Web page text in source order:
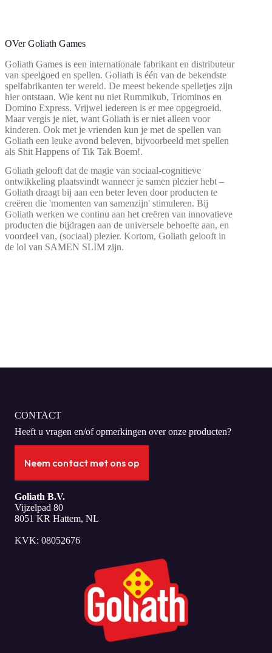
OVer Goliath Games
Goliath Games is een internationale fabrikant en distributeur
van speelgoed en spellen. Goliath is één van de bekendste
spelfabrikanten ter wereld. De meest bekende spelletjes zijn
hier ontstaan. Wie kent nu niet Rummikub, Triominos en
Domino Express. Vrijwel iedereen is er mee opgegroeid.
Maar vergis je niet, want Goliath is er niet alleen voor
kinderen. Ook met je vrienden kun je met de spellen van
Goliath een leuke avond beleven, bijvoorbeeld met spellen
als Shit Happens of Tik Tak Boem!.
Goliath gelooft dat de magie van sociaal-cognitieve
ontwikkeling plaatsvindt wanneer je samen plezier hebt –
Goliath draagt bij aan een beter leven door producten te
creëren die 'momenten van samenzijn' stimuleren. Bij
Goliath werken we continu aan het creëren van innovatieve
producten die bijdragen aan de universele behoefte aan, en
voordeel van, (sociaal) plezier. Kortom, Goliath gelooft in
de lol van SAMEN SLIM zijn.
CONTACT
Heeft u vragen en/of opmerkingen over onze producten?
Neem contact met ons op
Goliath B.V.
Vijzelpad 80
8051 KR Hattem, NL
KVK: 08052676